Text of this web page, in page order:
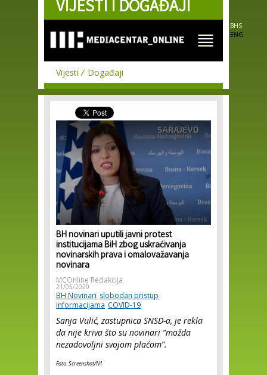
Skip to
main
VIJESTI I DOGAĐAJI
BHS
ENG
Vijesti Događaji
BH novinari uputili javni protest
institucijama BiH zbog uskraćivanja
novinarskih prava i omalovažavanja
novinara
MCOnline Redakcija
21/05/2020
BH Novinari slobodan pristup
informacijama COVID-19
Sanja Vulić, zastupnica SNSD-a, je rekla
da nije kriva što su novinari “možda
nezadovoljni svojom plaćom”.
Foto: Screenshot/N1